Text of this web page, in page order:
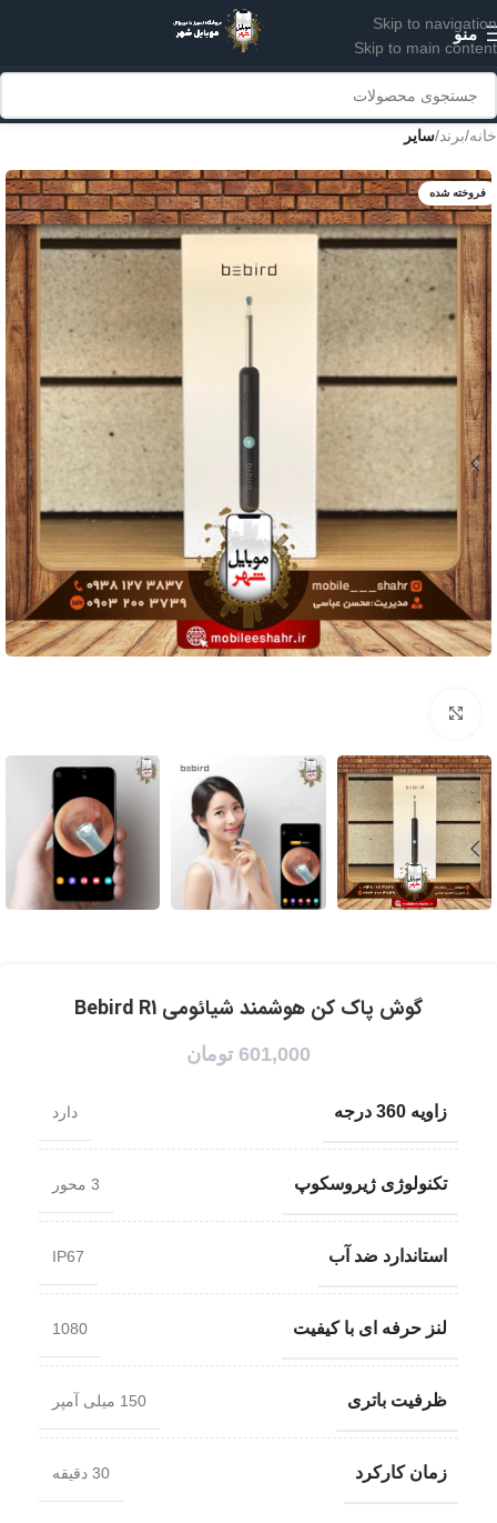
Skip to navigation
Skip to main content
منو
خانه برند سایر
فروخته شده
گوش پاک کن هوشمند شیائومی Bebird R1
601,000 تومان
زاویه 360 درجه دارد
تکنولوژی ژیروسکوپ 3 محور
استاندارد ضد آب IP67
لنز حرفه ای با کیفیت 1080
ظرفیت باتری 150 میلی آمپر
زمان کارکرد 30 دقیقه